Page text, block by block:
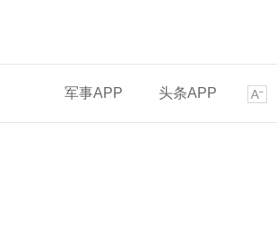
军事APP 头条APP